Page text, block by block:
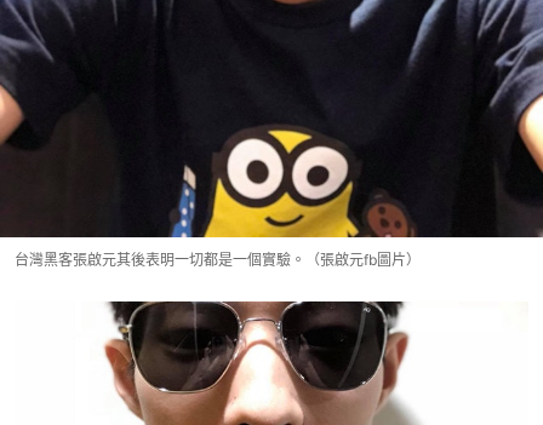
台灣黑客張啟元其後表明一切都是一個實驗。（張啟元fb圖片）